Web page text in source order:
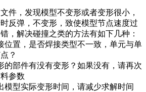
件，发现模型不变形或者变形很小，
反弹，不变形，致使模型节点速度过
，解决碰撞之类的方法有如下几种：
位置，是否焊接类型不一致，单元与单
？
的部件有没有变形？如果没有，请再次
参数
模型实际变形时间，请减少求解时间